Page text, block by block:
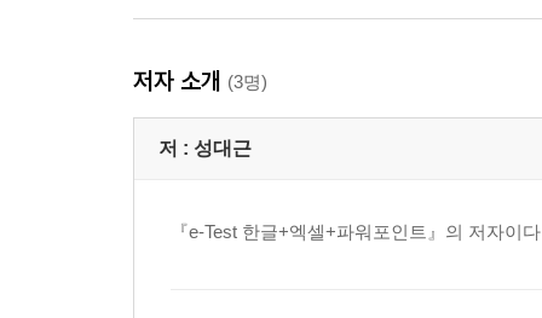
저자 소개 (3명)
저 : 성대근
『e-Test 한글+엑셀+파워포인트』의 저자이